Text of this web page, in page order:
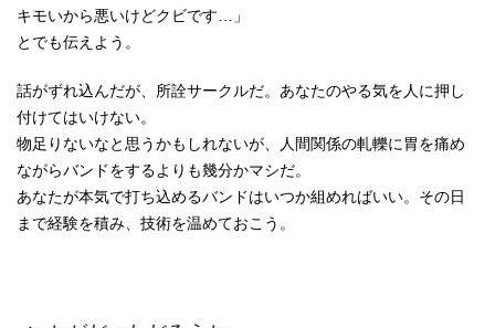
キモいから悪いけどクビです…」
とでも伝えよう。
話がずれ込んだが、所詮サークルだ。あなたのやる気を人に押し
付けてはいけない。
物足りないなと思うかもしれないが、人間関係の軋轢に胃を痛め
ながらバンドをするよりも幾分かマシだ。
あなたが本気で打ち込めるバンドはいつか組めればいい。その日
まで経験を積み、技術を温めておこう。